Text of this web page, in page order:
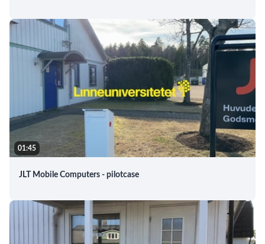
01:45
JLT Mobile Computers - pilotcase